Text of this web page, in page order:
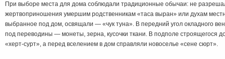
При выборе места для дома соблюдали традиционные обычаи: не
жертвоприношения умершим родственникам «таса выран» или духам
выбранное под дом, освящали — «чук туна». В передний угол окладного
под переводины — монеты, зерна, кусочки ткани. В подполе строящегося
«херт-сурт», а перед вселением в дом справляли новоселье «сене сюрт».